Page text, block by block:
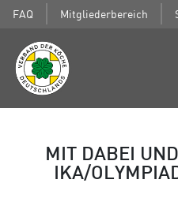
FAQ Mitgliederbereich
MIT DABEI
IKA/